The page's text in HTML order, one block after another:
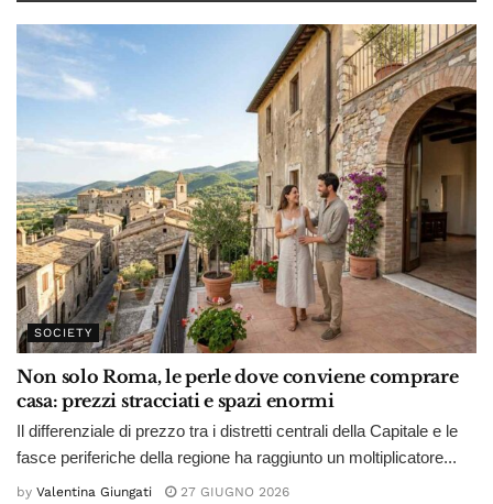
SOCIETY
Non solo Roma, le perle dove conviene comprare
casa: prezzi stracciati e spazi enormi
Il differenziale di prezzo tra i distretti centrali della Capitale e le
fasce periferiche della regione ha raggiunto un moltiplicatore...
by Valentina Giungati 27 GIUGNO 2026